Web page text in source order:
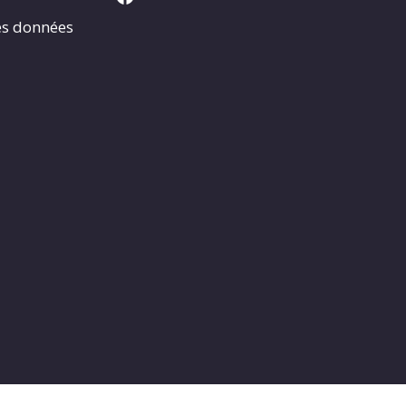
données